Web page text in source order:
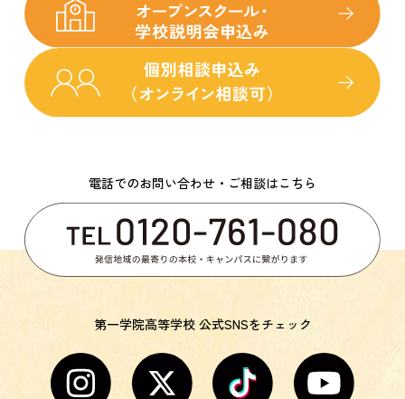
電話でのお問い合わせ・ご相談はこちら
第一学院高等学校 公式SNSをチェック